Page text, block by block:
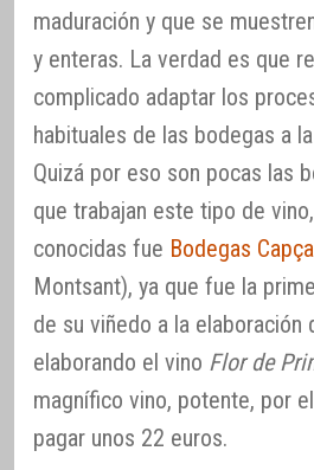
maduración y que se
y enteras. La verdad es que
complicado adaptar los
habituales de las bodegas a
Quizá por eso son pocas las
que trabajan este tipo de
conocidas fue Bodegas
Montsant), ya que fue la
de su viñedo a la elaboración
elaborando el vino Flor de
magnífico vino, potente, por
pagar unos 22 euros.